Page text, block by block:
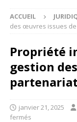
ACCUEIL
des œuvres issues
Propriété
gestion
janvier 21, 2025
fermés